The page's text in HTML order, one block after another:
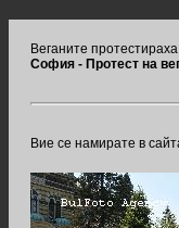
Веганите
София - Протест на
Вие се намирате в